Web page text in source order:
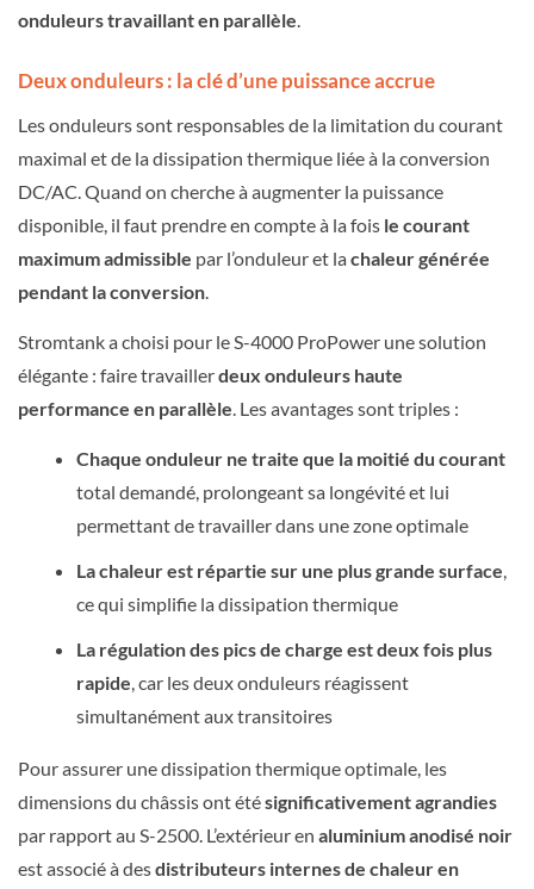
onduleurs travaillant en parallèle.
Deux onduleurs : la clé d’une puissance accrue
Les onduleurs sont responsables de la limitation du courant
maximal et de la dissipation thermique liée à la conversion
DC/AC. Quand on cherche à augmenter la puissance
disponible, il faut prendre en compte à la fois le courant
maximum admissible par l’onduleur et lachaleur générée
pendant la conversion.
Stromtank a choisi pour le S-4000 ProPower une solution
élégante : faire travaillerdeux onduleurs haute
performance en parallèle. Les avantages sont triples :
Chaque onduleur ne traite que la moitié du courant
total demandé, prolongeant sa longévité et lui
permettant de travailler dans une zone optimale
La chaleur est répartie sur une plus grande surface,
ce qui simplifie la dissipation thermique
La régulation des pics de charge est deux fois plus
rapide , car les deux onduleurs réagissent
simultanément aux transitoires
Pour assurer une dissipation thermique optimale, les
dimensions du châssis ont étésignificativement agrandies
par rapport au S-2500. L’extérieur en aluminium anodisé noir
est associé à desdistributeurs internes de chaleur en